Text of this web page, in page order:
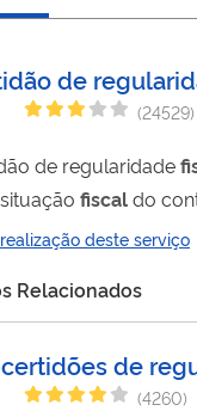
de
(24529)
de regularidade
fiscaldo
deste serviço
Relacionados
de
(4260)